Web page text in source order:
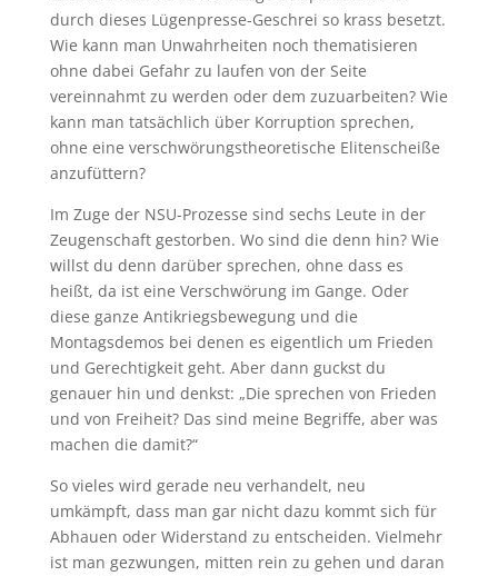
durch dieses Lügenpresse-Geschrei so krass besetzt.
Wie kann man Unwahrheiten noch thematisieren
ohne dabei Gefahr zu laufen von der Seite
vereinnahmt zu werden oder dem zuzuarbeiten? Wie
kann man tatsächlich über Korruption sprechen,
ohne eine verschwörungstheoretische Elitenscheiße
anzufüttern?
Im Zuge der NSU-Prozesse sind sechs Leute in der
Zeugenschaft gestorben. Wo sind die denn hin? Wie
willst du denn darüber sprechen, ohne dass es
heißt, da ist eine Verschwörung im Gange. Oder
diese ganze Antikriegsbewegung und die
Montagsdemos bei denen es eigentlich um Frieden
und Gerechtigkeit geht. Aber dann guckst du
genauer hin und denkst: „Die sprechen von Frieden
und von Freiheit? Das sind meine Begriffe, aber was
machen die damit?“
So vieles wird gerade neu verhandelt, neu
umkämpft, dass man gar nicht dazu kommt sich für
Abhauen oder Widerstand zu entscheiden. Vielmehr
ist man gezwungen, mitten rein zu gehen und daran